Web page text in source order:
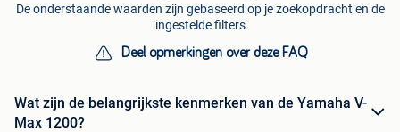
De onderstaande waarden zijn gebaseerd op je zoekopdracht en de
ingestelde filters
Deel opmerkingen over deze FAQ
Wat zijn de belangrijkste kenmerken van de Yamaha V-
Max 1200?